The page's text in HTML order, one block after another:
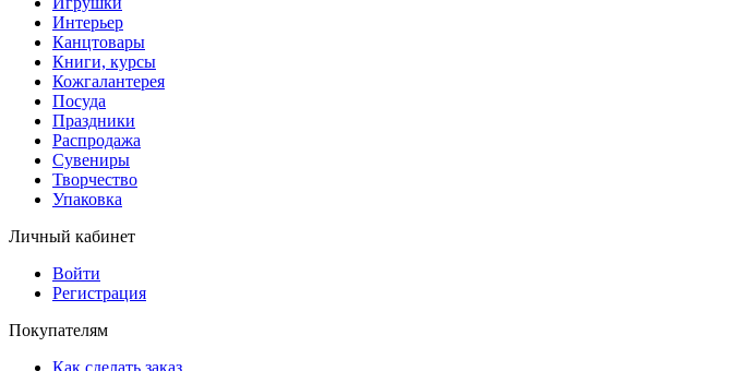
Интерьер
Канцтовары
Книги, курсы
Кожгалантерея
Посуда
Праздники
Распродажа
Сувениры
Творчество
Упаковка
Личный кабинет
Войти
Регистрация
Покупателям
Как сделать заказ